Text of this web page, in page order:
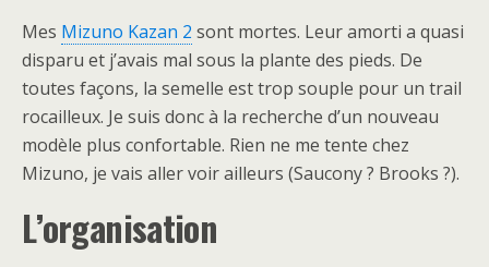
Mes Mizuno Kazan 2 sont mortes. Leur amorti a quasi
disparu et j’avais mal sous la plante des pieds. De
toutes façons, la semelle est trop souple pour un trail
rocailleux. Je suis donc à la recherche d’un nouveau
modèle plus confortable. Rien ne me tente chez
Mizuno, je vais aller voir ailleurs (Saucony ? Brooks ?).
L’organisation